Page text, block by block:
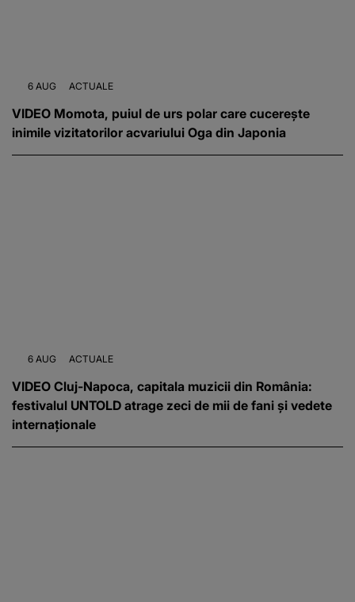
6 AUG ACTUALE
VIDEO Momota, puiul de urs polar care cucerește
inimile vizitatorilor acvariului Oga din Japonia
6 AUG ACTUALE
VIDEO Cluj-Napoca, capitala muzicii din România:
festivalul UNTOLD atrage zeci de mii de fani și vedete
internaționale